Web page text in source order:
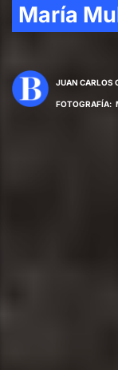
María
JUAN CARLOS
FOTOGRAFÍA: